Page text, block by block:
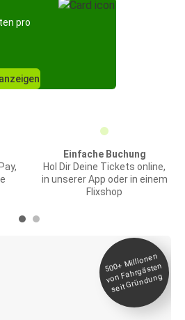
pro
Einfache Buchung
Hol Dir Deine Tickets online,
in unserer App oder in einem
Flixshop
500+
Millionen
von Fahrgästen
seit
Gründung